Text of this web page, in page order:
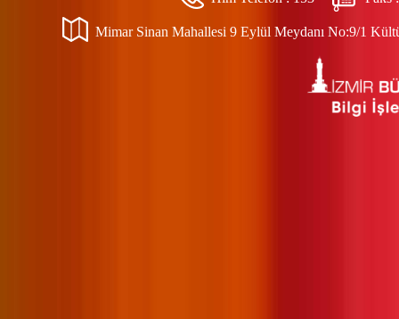
Mimar Sinan Mahallesi 9 Eylül Meydanı No:9/1